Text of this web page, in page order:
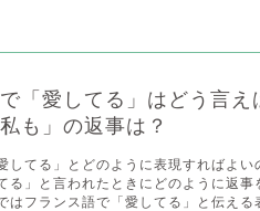
「愛してる」はどう言え
も」の返事は？
してる」とどのように表現すればよい
る」と言われたときにどのように返事
はフランス語で「愛してる」と伝える